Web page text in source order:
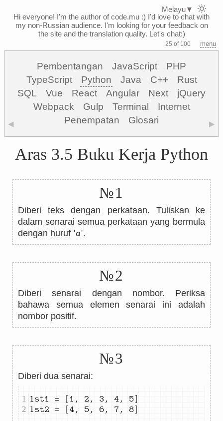
Hi everyone! I'm the author of code.mu :) I'd love to chat with
my non-Russian audience. I'm looking for your feedback on
the site and the translation quality. Let's chat:)
25 of 100 menu
Pembentangan JavaScript
PHP
TypeScript
Python Java C++
Rust
SQL
Vue React Angular Next
jQuery
Webpack
Gulp Terminal
Internet
Penempatan
Glosari
◀ ▶
Aras 3.5 Buku Kerja Python
№1
Diberi teks dengan perkataan. Tuliskan ke
dalam senarai semua perkataan yang bermula
dengan huruf 'a'.
№2
Diberi senarai dengan nombor. Periksa
bahawa semua elemen senarai ini adalah
nombor positif.
№3
Diberi dua senarai:
lst1 = [1 , 2 , 3 , 4 , 5]
lst2 = [4 , 5 , 6 , 7 , 8]
Melayu▼